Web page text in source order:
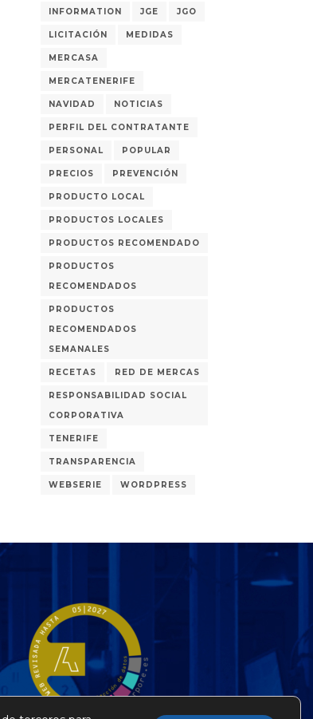
INFORMATION JGE JGO
LICITACIÓN MEDIDAS
MERCASA
MERCATENERIFE
NAVIDAD NOTICIAS
PERFIL DEL CONTRATANTE
PERSONAL POPULAR
PRECIOS PREVENCIÓN
PRODUCTO LOCAL
PRODUCTOS LOCALES
PRODUCTOS RECOMENDADO
PRODUCTOS
RECOMENDADOS
PRODUCTOS
RECOMENDADOS
SEMANALES
RECETAS RED DE MERCAS
RESPONSABILIDAD SOCIAL
CORPORATIVA
TENERIFE
TRANSPARENCIA
WEBSERIE WORDPRESS